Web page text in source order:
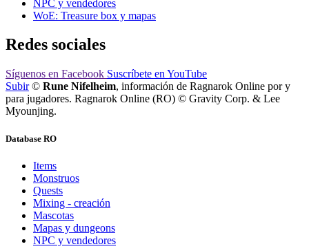
NPC y vendedores
WoE: Treasure box y mapas
Redes sociales
Síguenos en Facebook Suscríbete en YouTube
Subir© Rune Nifelheim, información de Ragnarok Online por y
para jugadores. Ragnarok Online (RO) © Gravity Corp. & Lee
Myounjing.
Database RO
Items
Monstruos
Quests
Mixing - creación
Mascotas
Mapas y dungeons
NPC y vendedores